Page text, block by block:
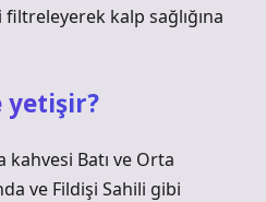
kalp sağlığına
yetişir?
Batı ve Orta
ve Fildişi Sahili gibi